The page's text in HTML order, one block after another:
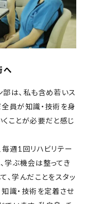
へ
部は、私も含め若いス
全員が知識・技術を身
ことが必要だと感じ
毎週1回リハビリテー
学ぶ機会は整ってき
、学んだことをスタッ
識・技術を定着させ